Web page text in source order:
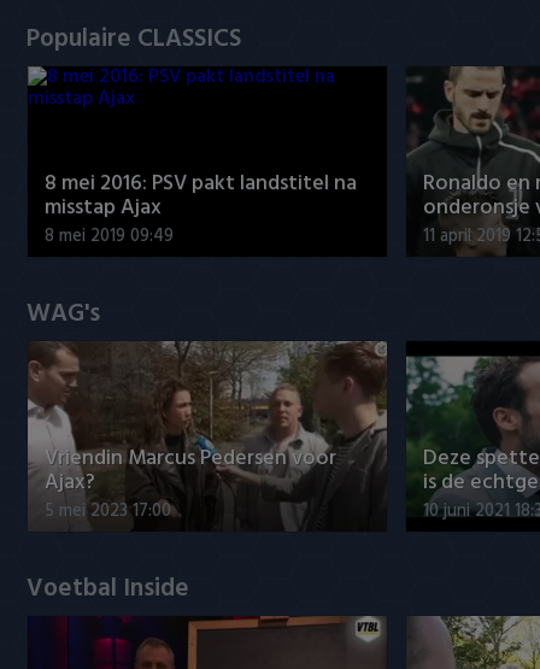
Populaire CLASSICS
8 mei 2016: PSV pakt landstitel na
misstap Ajax
8 mei 2019 09:49
Ronaldo
onderonsje
11 april 2019
WAG's
Vriendin Marcus Pedersen voor
Ajax?
5 mei 2023 17:00
Deze
is de
10 juni 2021
Voetbal Inside